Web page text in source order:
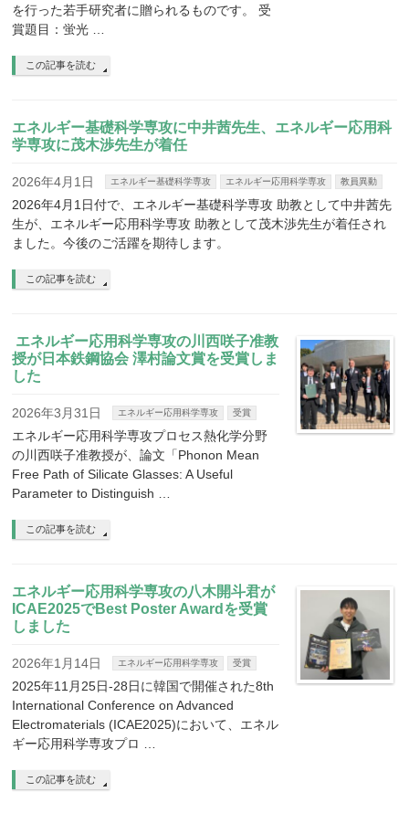
を行った若手研究者に贈られるものです。 受
賞題目：蛍光 …
この記事を読む
エネルギー基礎科学専攻に中井茜先生、エネルギー応用科
学専攻に茂木渉先生が着任
2026年4月1日 エネルギー基礎科学専攻 エネルギー応用科学専攻 教員異動
2026年4月1日付で、エネルギー基礎科学専攻 助教として中井茜先
生が、エネルギー応用科学専攻 助教として茂木渉先生が着任され
ました。今後のご活躍を期待します。
この記事を読む
エネルギー応用科学専攻の川西咲子准教
授が日本鉄鋼協会 澤村論文賞を受賞しま
した
2026年3月31日 エネルギー応用科学専攻 受賞
エネルギー応用科学専攻プロセス熱化学分野
の川西咲子准教授が、論文「Phonon Mean
Free Path of Silicate Glasses: A Useful
Parameter to Distinguish …
この記事を読む
エネルギー応用科学専攻の八木開斗君が
ICAE2025でBest Poster Awardを受賞
しました
2026年1月14日 エネルギー応用科学専攻 受賞
2025年11月25日-28日に韓国で開催された8th
International Conference on Advanced
Electromaterials (ICAE2025)において、エネル
ギー応用科学専攻プロ …
この記事を読む